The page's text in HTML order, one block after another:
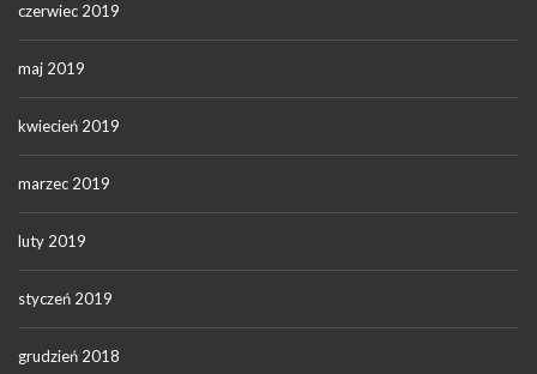
czerwiec 2019
maj 2019
kwiecień 2019
marzec 2019
luty 2019
styczeń 2019
grudzień 2018